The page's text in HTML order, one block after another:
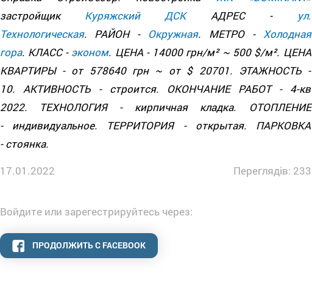
застройщик Куряжский ДСКАДРЕС -
ул.
Технологическая. РАЙОН - Окружная. МЕТРО - Холодная
гора. КЛАСС - эконом. ЦЕНА - 14000 грн/м² ~ 500 $/м². ЦЕНА
КВАРТИРЫ - от 578640 грн ~ от $ 20701. ЭТАЖНОСТЬ -
10. АКТИВНОСТЬ - строится. ОКОНЧАНИЕ РАБОТ - 4-кв
2022. ТЕХНОЛОГИЯ - кирпичная кладка. ОТОПЛЕНИЕ
- индивидуальное. ТЕРРИТОРИЯ - открытая. ПАРКОВКА
- стоянка.
17.01.2022
Переглядів: 233
Войдите или зарегестрируйтесь через:
ПРОДОЛЖИТЬ С FACEBOOK